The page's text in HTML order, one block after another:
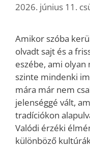
2026. június 11.
Amikor szóba
olvadt sajt és a
eszébe, ami
szinte mindenki
mára már nem
jelenséggé vált,
tradíciókon
Valódi érzéki
különböző